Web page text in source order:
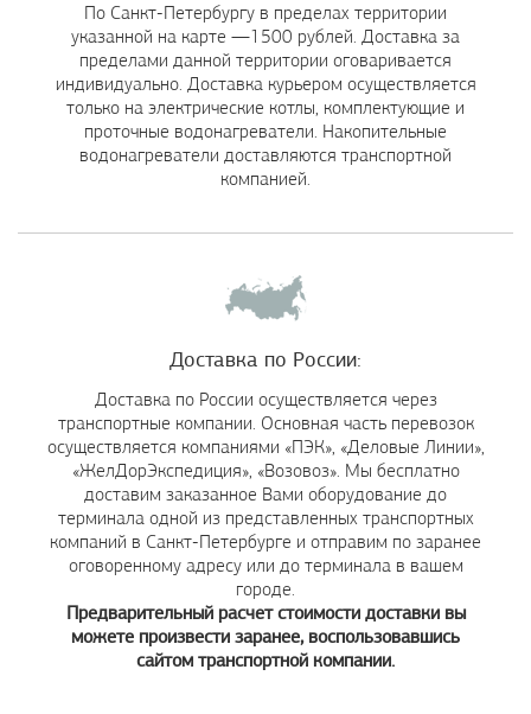
По Санкт-Петербургу в пределах территории
указанной на карте —1500 рублей. Доставка за
пределами данной территории оговаривается
индивидуально. Доставка курьером осуществляется
только на электрические котлы, комплектующие и
проточные водонагреватели. Накопительные
водонагреватели доставляются транспортной
компанией.
Доставка по России:
Доставка по России осуществляется через
транспортные компании. Основная часть перевозок
осуществляется компаниями «ПЭК», «Деловые Линии»,
«ЖелДорЭкспедиция», «Возовоз». Мы бесплатно
доставим заказанное Вами оборудование до
терминала одной из представленных транспортных
компаний в Санкт-Петербурге и отправим по заранее
оговоренному адресу или до терминала в вашем
городе.
Предварительный расчет стоимости доставки вы
можете произвести заранее, воспользовавшись
сайтом транспортной компании.